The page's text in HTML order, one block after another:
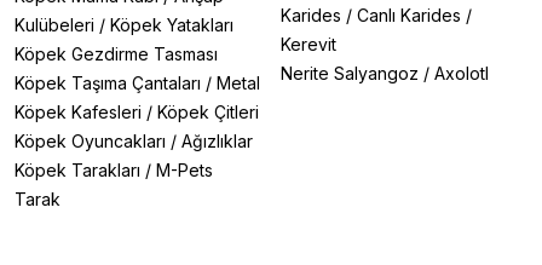
Kulübeleri / Köpek Yatakları
Köpek Gezdirme Tasması
Köpek Taşıma Çantaları / Metal
Köpek Kafesleri / Köpek Çitleri
Köpek Oyuncakları / Ağızlıklar
Köpek Tarakları / M-Pets
Tarak
Karides / Canlı Karides /
Kerevit
Nerite Salyangoz / Axolotl